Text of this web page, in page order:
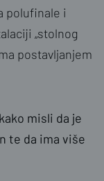
polufinale i
„stolnog
postavljanjem
misli da je
te da ima više